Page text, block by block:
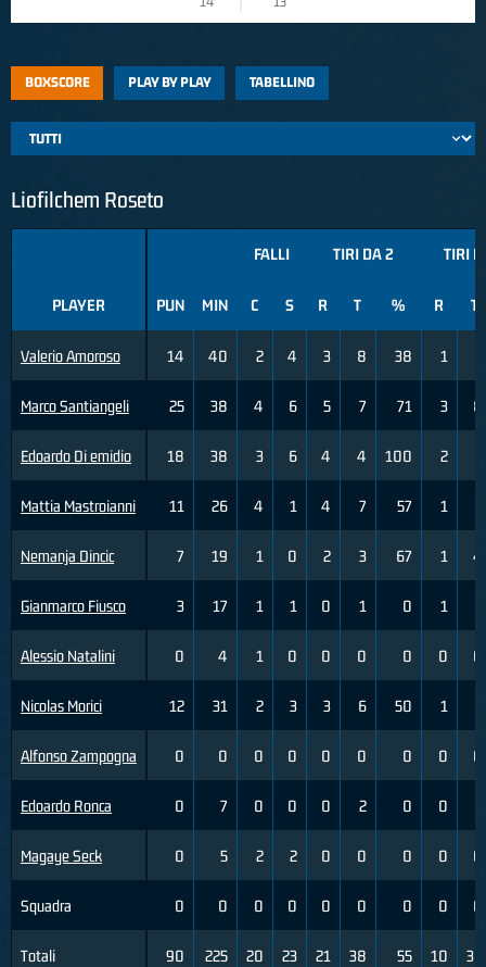
BOXSCORE PLAY BY PLAY TABELLINO
Liofilchem Roseto
PLAYER
Valerio Amoroso
Marco Santiangeli
Edoardo Di emidio
Mattia Mastroianni
Nemanja Dincic
Gianmarco Fiusco
Alessio Natalini
Nicolas Morici
Alfonso Zampogna
Edoardo Ronca
Magaye Seck
Squadra
Totali
FALLI TIRI DA 2 TIRI
PUN MIN C S R T % R T
14 40 2 4 3 8 38 1
25 38 4 6 5 7 71 3 8
18 38 3 6 4 4 100 2
11 26 4 1 4 7 57 1
7 19 1 0 2 3 67 1 4
3 17 1 1 0 1 0 1
0 4 1 0 0 0 0 0 0
12 31 2 3 3 6 50 1
0 0 0 0 0 0 0 0 0
0 7 0 0 0 2 0 0
0 5 2 2 0 0 0 0 0
0 0 0 0 0 0 0 0 0
90 225 20 23 21 38 55 10 36